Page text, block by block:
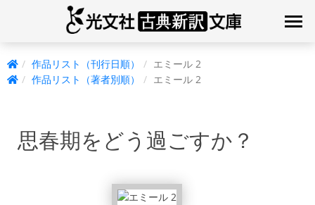
作品リスト（刊行日順）
エミール 2
作品リスト（著者別順）
エミール 2
思春期をどう過ごすか？